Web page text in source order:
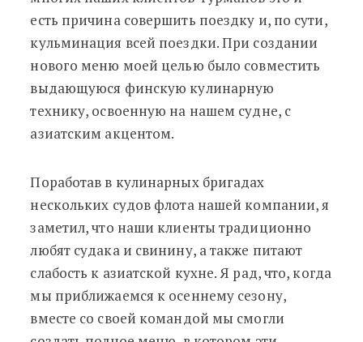
есть причина совершить поездку и, по сути,
кульминация всей поездки. При создании
нового меню моей целью было совместить
выдающуюся финскую кулинарную
технику, освоенную на нашем судне, с
азиатским акцентом.
Поработав в кулинарных бригадах
нескольких судов флота нашей компании, я
заметил, что наши клиенты традиционно
любят судака и свинину, а также питают
слабость к азиатской кухне. Я рад, что, когда
мы приближаемся к осеннему сезону,
вместе со своей командой мы смогли